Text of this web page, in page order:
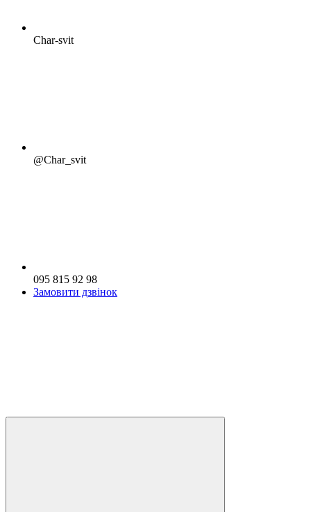
Char-svit
@Char_svit
095 815 92 98
Замовити дзвінок